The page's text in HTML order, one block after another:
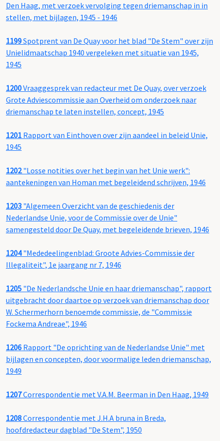
Den Haag, met verzoek vervolging tegen driemanschap in in
stellen, met bijlagen, 1945 - 1946
1199Spotprent van De Quay voor het blad "De Stem" over zijn
Unielidmaatschap 1940 vergeleken met situatie van 1945,
1945
1200Vraaggesprek van redacteur met De Quay, over verzoek
Grote Adviescommissie aan Overheid om onderzoek naar
driemanschap te laten instellen, concept, 1945
1201 Rapport van Einthoven over zijn aandeel in beleid Unie,
1945
1202"Losse notities over het begin van het Unie werk":
aantekeningen van Homan met begeleidend schrijven, 1946
1203 "Algemeen Overzicht van de geschiedenis der
Nederlandse Unie, voor de Commissie over de Unie"
samengesteld door De Quay, met begeleidende brieven, 1946
1204"Mededeelingenblad: Groote Advies-Commissie der
Illegaliteit", 1e jaargang nr 7, 1946
1205 "De Nederlandsche Unie en haar driemanschap", rapport
uitgebracht door daartoe op verzoek van driemanschap door
W. Schermerhorn benoemde commissie, de "Commissie
Fockema Andreae", 1946
1206 Rapport "De oprichting van de Nederlandse Unie" met
bijlagen en concepten, door voormalige leden driemanschap,
1949
1207Correspondentie met V.A.M. Beerman in Den Haag, 1949
1208Correspondentie met J.H.A bruna in Breda,
hoofdredacteur dagblad "De Stem", 1950